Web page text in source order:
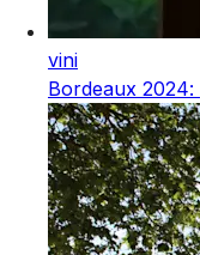
vini
Bordeaux